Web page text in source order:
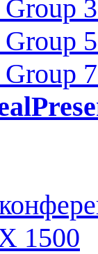
Group
Group
Group
1500